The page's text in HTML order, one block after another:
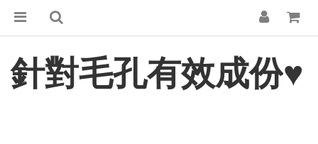
針對毛孔有效成份♥